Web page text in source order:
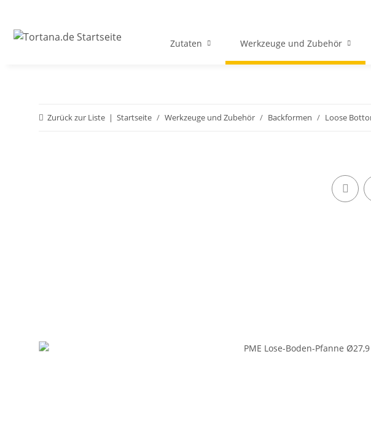
Zutaten Werkzeuge und Zubehör
Zurück zur Liste Startseite Werkzeuge und Zubehör Backformen Loose